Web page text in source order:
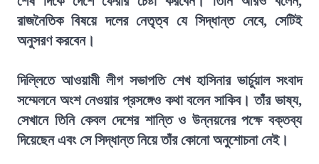
রাজনৈতিক বিষয়ে দলের নেতৃত্ব যে সিদ্ধান্ত নেবে, সেটিই
অনুসরণ করবেন।
দিল্লিতে আওয়ামী লীগ সভাপতি শেখ হাসিনার ভার্চুয়াল সংবাদ
সম্মেলনে অংশ নেওয়ার প্রসঙ্গেও কথা বলেন সাকিব। তাঁর ভাষ্য,
সেখানে তিনি কেবল দেশের শান্তি ও উন্নয়নের পক্ষে বক্তব্য
দিয়েছেন এবং সে সিদ্ধান্ত নিয়ে তাঁর কোনো অনুশোচনা নেই।